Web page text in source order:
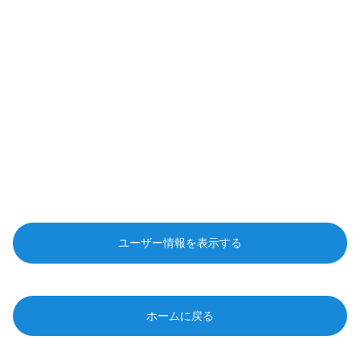
ユーザー情報を表示する
ホームに戻る